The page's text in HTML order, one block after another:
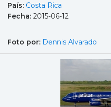
País: Costa Rica
Fecha: 2015-06-12
Foto por: Dennis Alvarado